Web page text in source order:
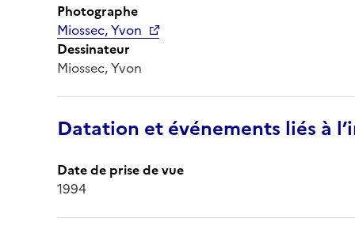
Photographe
Miossec, Yvon
Dessinateur
Miossec, Yvon
Datation et événements liés à
Date de prise de vue
1994